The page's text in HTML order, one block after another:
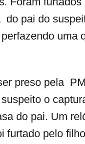
do pai do
uma
preso pela
o
do pai. Um
furtado pelo